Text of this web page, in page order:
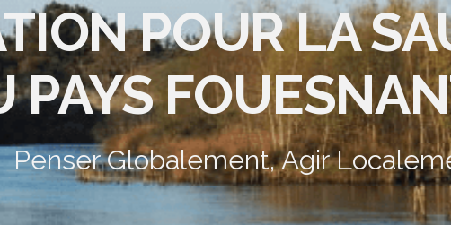
POUR LA
PAYS
Penser Globalement, Agir